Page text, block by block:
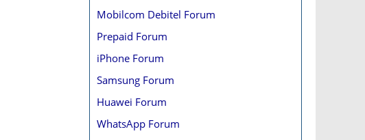
Mobilcom Debitel Forum
Prepaid Forum
iPhone Forum
Samsung Forum
Huawei Forum
WhatsApp Forum